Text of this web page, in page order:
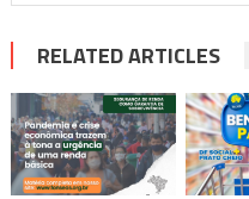
RELATED ARTICLES